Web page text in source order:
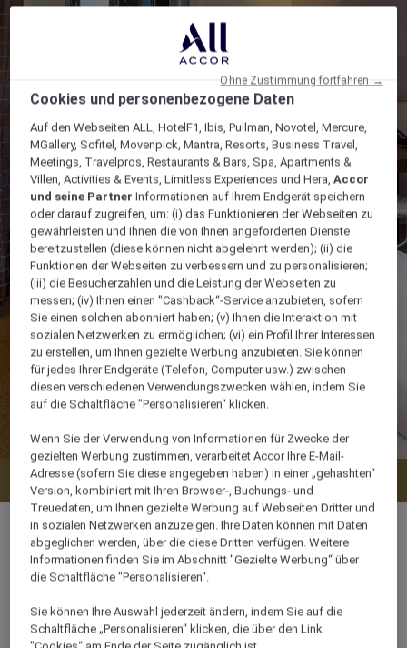
Verfügbarkeit anzeigen
26 m²
2 x
Cookies und personenbezogene Daten
Auf den Webseiten ALL, HotelF1, Ibis, Pullman, Novotel, Mercure,
MGallery, Sofitel, Movenpick, Mantra, Resorts, Business Travel,
Meetings, Travelpros, Restaurants & Bars, Spa, Apartments &
Villen, Activities & Events, Limitless Experiences und Hera,Accor
und seine Partner Informationen auf Ihrem Endgerät speichern
oder darauf zugreifen, um: (i) das Funktionieren der Webseiten zu
gewährleisten und Ihnen die von Ihnen angeforderten Dienste
bereitzustellen (diese können nicht abgelehnt werden); (ii) die
Funktionen der Webseiten zu verbessern und zu personalisieren;
(iii) die Besucherzahlen und die Leistung der Webseiten zu
messen; (iv) Ihnen einen "Cashback“-Service anzubieten, sofern
Sie einen solchen abonniert haben; (v) Ihnen die Interaktion mit
sozialen Netzwerken zu ermöglichen; (vi) ein Profil Ihrer Interessen
zu erstellen, um Ihnen gezielte Werbung anzubieten. Sie können
für jedes Ihrer Endgeräte (Telefon, Computer usw.) zwischen
diesen verschiedenen Verwendungszwecken wählen, indem Sie
auf die Schaltfläche "Personalisieren“ klicken.
Wenn Sie der Verwendung von Informationen für Zwecke der
gezielten Werbung zustimmen, verarbeitet Accor Ihre E-Mail-
Adresse (sofern Sie diese angegeben haben) in einer „gehashten“
Version, kombiniert mit Ihren Browser-, Buchungs- und
Treuedaten, um Ihnen gezielte Werbung auf Webseiten Dritter und
in sozialen Netzwerken anzuzeigen. Ihre Daten können mit Daten
abgeglichen werden, über die diese Dritten verfügen. Weitere
Informationen finden Sie im Abschnitt "Gezielte Werbung“ über
die Schaltfläche "Personalisieren“.
Sie können Ihre Auswahl jederzeit ändern, indem Sie auf die
Schaltfläche „Personalisieren“ klicken, die über den Link
Ohne Zustimmung fortfahren →